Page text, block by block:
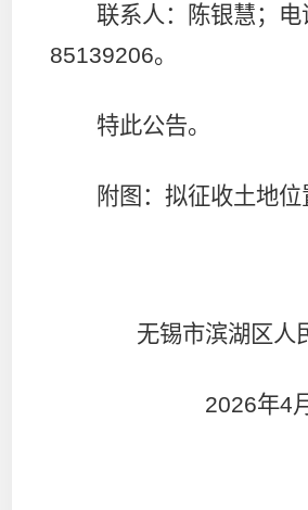
联系人：陈银慧；电
85139206。
特此公告。
附图：拟征收土地位
无锡市滨湖区人
2026年4